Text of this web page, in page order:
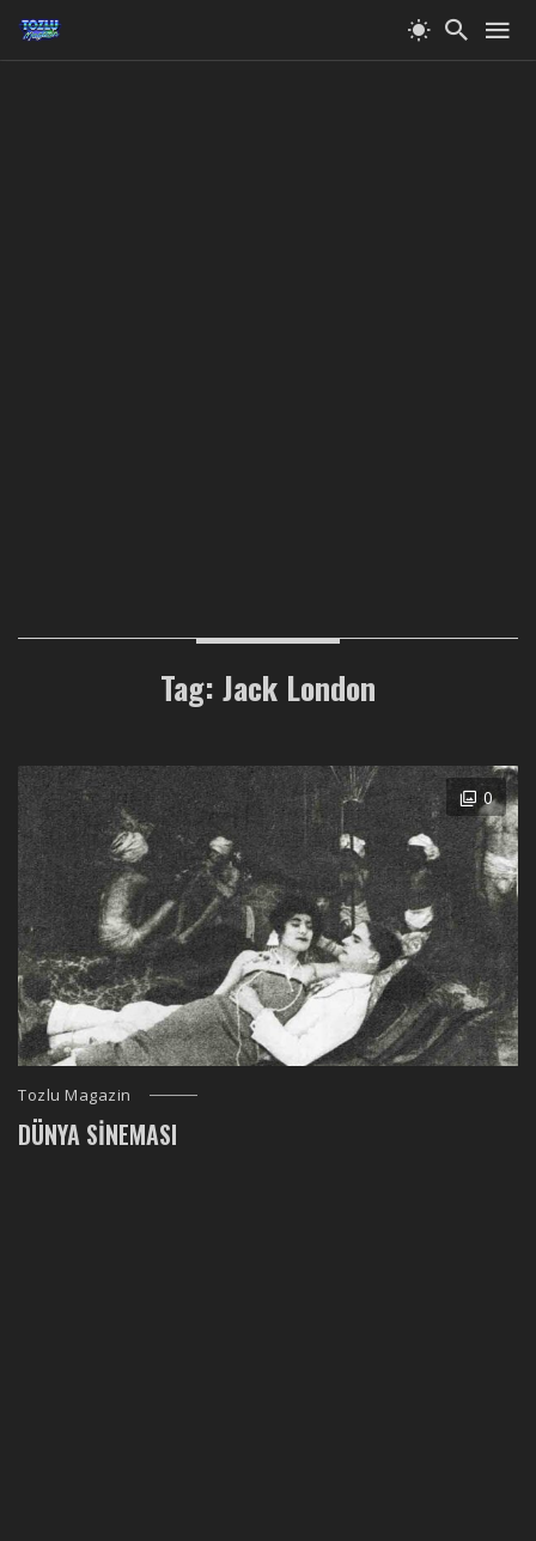
Tag: Jack London
0
Tozlu Magazin
DÜNYA SINEMASI